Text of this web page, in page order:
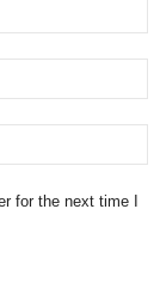
for the next time I